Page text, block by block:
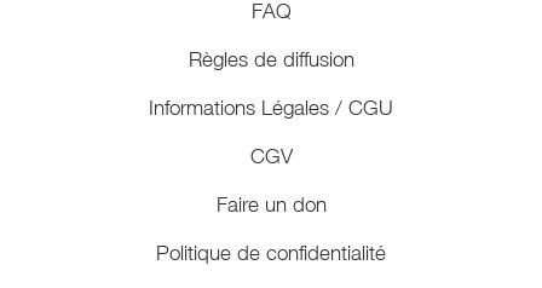
FAQ
Règles de diffusion
Informations Légales / CGU
CGV
Faire un don
Politique de confidentialité